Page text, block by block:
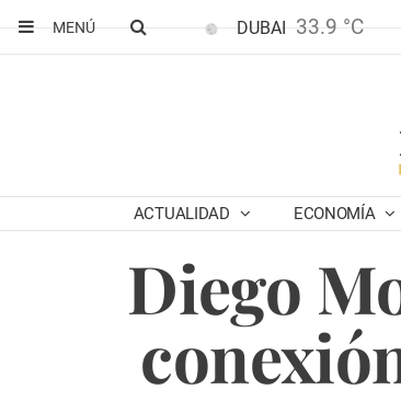
MENÚ
DUBAI 33.9 °C
ACTUALIDAD ECONOMÍA
Diego